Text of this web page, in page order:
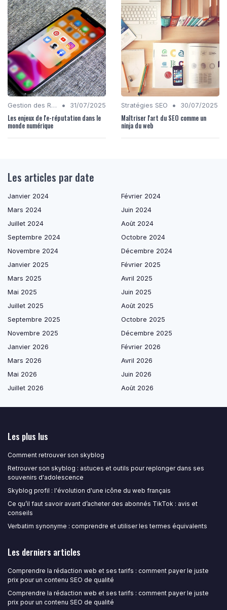
Gestion des Réseaux Sociaux • 31/07/2025
Les enjeux de l'e-réputation dans le
monde numérique
Stratégies SEO • 30/07/2025
Maîtriser l'art du SEO comme un
ninja du web
Les articles par date
Janvier 2024
Février 2024
Mars 2024
Juin 2024
Juillet 2024
Août 2024
Septembre 2024
Octobre 2024
Novembre 2024
Décembre 2024
Janvier 2025
Février 2025
Mars 2025
Avril 2025
Mai 2025
Juin 2025
Juillet 2025
Août 2025
Septembre 2025
Octobre 2025
Novembre 2025
Décembre 2025
Janvier 2026
Février 2026
Mars 2026
Avril 2026
Mai 2026
Juin 2026
Juillet 2026
Août 2026
Les plus lus
Comment retrouver son skyblog
Retrouver son skyblog : astuces et outils pour replonger dans ses
souvenirs d'adolescence
Skyblog profil : l'évolution d'une icône du web français
Ce qu’il faut savoir avant d’acheter des abonnés TikTok : avis et
conseils
Verbatim synonyme : comprendre et utiliser les termes équivalents
Les derniers articles
Comprendre la rédaction web et ses tarifs : comment payer le juste
prix pour un contenu SEO de qualité
Comprendre la rédaction web et ses tarifs : comment payer le juste
prix pour un contenu SEO de qualité